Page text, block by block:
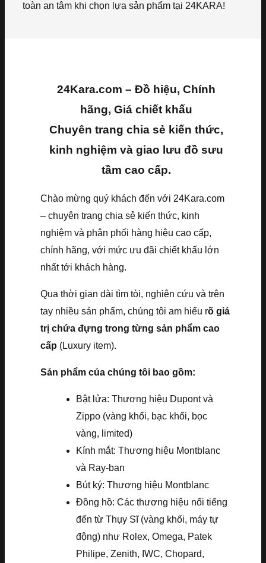
toàn an tâm khi chọn lựa sản phẩm tại 24KARA!
24Kara.com – Đồ hiệu, Chính
hãng, Giá chiết khấu
Chuyên trang chia sẻ kiến thức,
kinh nghiệm và giao lưu đồ sưu
tầm cao cấp.
Chào mừng quý khách đến với 24Kara.com
– chuyên trang chia sẻ kiến thức, kinh
nghiệm và phân phối hàng hiệu cao cấp,
chính hãng, với mức ưu đãi chiết khấu lớn
nhất tới khách hàng.
Qua thời gian dài tìm tòi, nghiên cứu và trên
tay nhiều sản phẩm, chúng tôi am hiểu rõ giá
trị chứa đựng trong từng sản phẩm cao
cấp (Luxury item).
Sản phẩm của chúng tôi bao gồm:
Bật lửa: Thương hiệu Dupont và
Zippo (vàng khối, bạc khối, bọc
vàng, limited)
Kính mắt: Thương hiệu Montblanc
và Ray-ban
Bút ký: Thương hiệu Montblanc
Đồng hồ: Các thương hiệu nổi tiếng
đến từ Thụy Sĩ (vàng khối, máy tự
động) như Rolex, Omega, Patek
Philipe, Zenith, IWC, Chopard,